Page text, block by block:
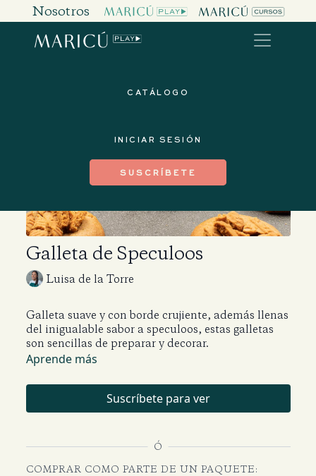
Nosotros
CATÁLOGO
INICIAR SESIÓN
SUSCRÍBETE
Galleta de Speculoos
Luisa de la Torre
Galleta suave y con borde crujiente, además llenas
del inigualable sabor a speculoos, estas galletas
son sencillas de preparar y decorar.
Aprende más
Suscríbete para ver
Ó
COMPRAR COMO PARTE DE UN PAQUETE: